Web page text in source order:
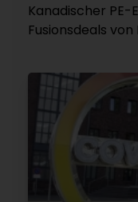
Kanadischer PE-
Fusionsdeals